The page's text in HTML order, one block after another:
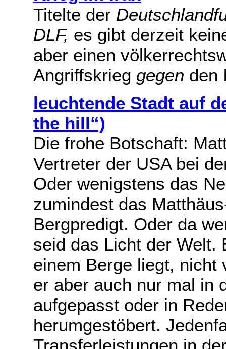
Titelte der
DLF, es gibt derzeit
aber einen
Angriffskrieg gegen den
leuchtende Stadt auf
the hill“)
Die frohe Botschaft:
Vertreter der USA bei
Oder wenigstens das
zumindest das
Bergpredigt. Oder da
seid das Licht der Welt.
einem Berge liegt, nicht
er aber auch nur mal in
aufgepasst oder in
herumgestöbert.